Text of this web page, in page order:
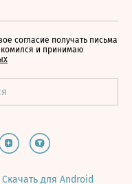
согласие получать письма
и принимаю
Скачать для Android